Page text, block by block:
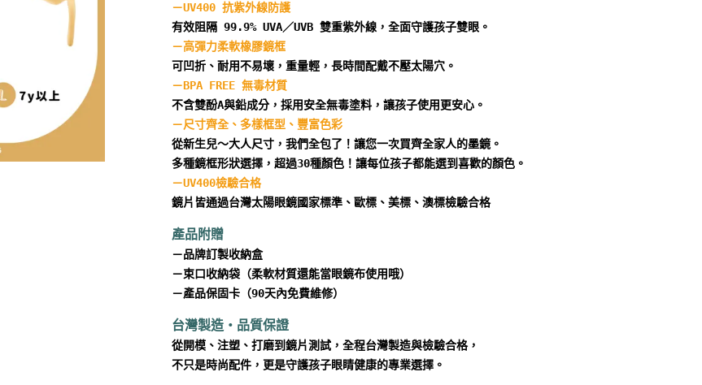
－
－
－
從新生兒～大人尺寸，我們全包了！讓您一次買齊全家人的墨鏡。
鏡片皆通過台灣太陽眼鏡國家標準、歐標、美標、澳標檢驗合格
產品附贈
－品牌訂製收納盒
－束口收納袋（柔軟材質還能當眼鏡布使用哦）
－產品保固卡（90天內免費維修）
台灣製造・品質保證
從開模、注塑、打磨到鏡片測試，全程台灣製造與檢驗合格，
不只是時尚配件，更是守護孩子眼睛健康的專業選擇。